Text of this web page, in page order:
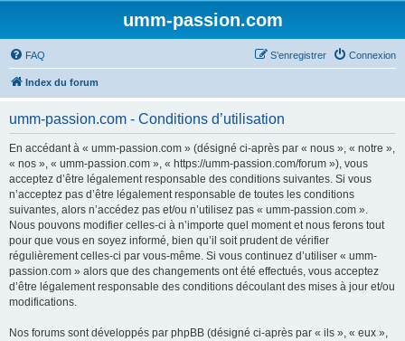
umm-passion.com
FAQ Connexion
S’enregistrer
Index du forum
umm-passion.com - Conditions d’utilisation
En accédant à « umm-passion.com » (désigné ci-après par « nous », « notre »,
« nos », « umm-passion.com », « https://umm-passion.com/forum »), vous
acceptez d’être légalement responsable des conditions suivantes. Si vous
n’acceptez pas d’être légalement responsable de toutes les conditions
suivantes, alors n’accédez pas et/ou n’utilisez pas « umm-passion.com ».
Nous pouvons modifier celles-ci à n’importe quel moment et nous ferons tout
pour que vous en soyez informé, bien qu’il soit prudent de vérifier
régulièrement celles-ci par vous-même. Si vous continuez d’utiliser « umm-
passion.com » alors que des changements ont été effectués, vous acceptez
d’être légalement responsable des conditions découlant des mises à jour et/ou
modifications.
Nos forums sont développés par phpBB (désigné ci-après par « ils », « eux »,